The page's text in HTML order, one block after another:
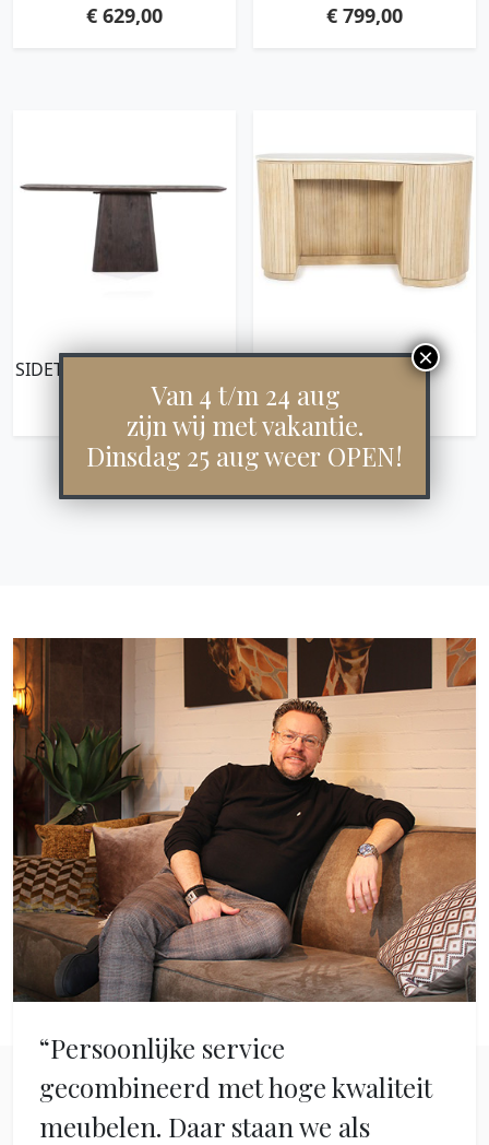
€629,00 € 799,00
SIDETABLE ARON 180×40 –
BRUIN
629,00
BUREAU KIRA
€849,00
“Persoonlijke service
gecombineerd met hoge kwaliteit
meubelen. Daar staan we als
Van 4 t/m 24 aug
zijn wij met vakantie.
Dinsdag 25 aug weer OPEN!